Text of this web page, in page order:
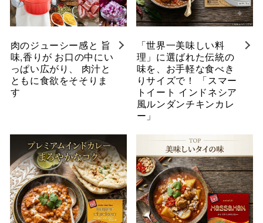
肉のジューシー感と 旨
味,香りが お口の中にい
っぱい広がり、 肉汁と
ともに食欲をそそりま
す
「世界一美味しい料
理」に選ばれた伝統の
味を、お手軽な食べき
りサイズで！ 「スマー
トイート インドネシア
風ルンダンチキンカレ
ー」